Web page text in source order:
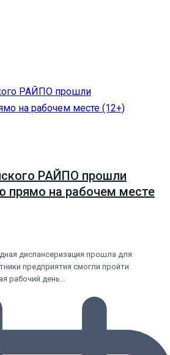
РАЙПО прошли
прямо на рабочем месте
диспансеризация прошла для
предприятия смогли пройти
рабочий день…